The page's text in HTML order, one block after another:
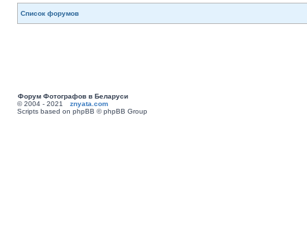
Список форумов
Форум Фотографов в Беларуси
© 2004 - 2021 znyata.com
Scripts based on phpBB © phpBB Group